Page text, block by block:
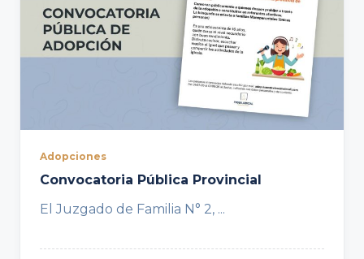
Adopciones
Convocatoria Pública Provincial
El Juzgado de Familia N° 2, ...